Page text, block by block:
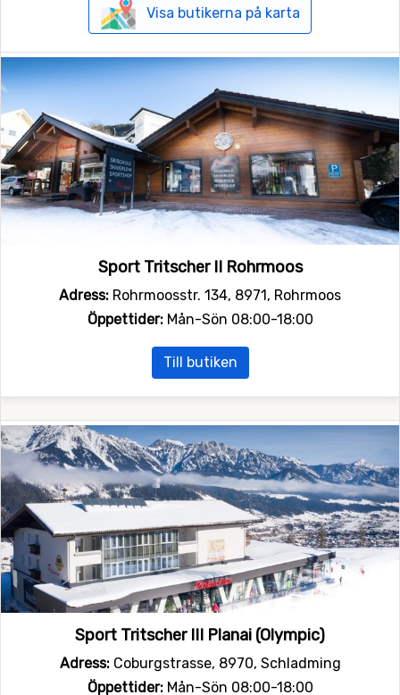
Visa butikerna på karta
Sport Tritscher II Rohrmoos
Adress: Rohrmoosstr. 134, 8971, Rohrmoos
Öppettider:Mån-Sön 08:00-18:00
Till butiken
Sport Tritscher III Planai (Olympic)
Adress:Coburgstrasse, 8970, Schladming
Öppettider:Mån-Sön 08:00-18:00